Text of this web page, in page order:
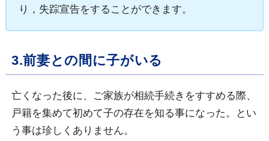
り，失踪宣告をすることができます。
3.前妻との間に子がいる
亡くなった後に、ご家族が相続手続きをすすめる際、
戸籍を集めて初めて子の存在を知る事になった。とい
う事は珍しくありません。